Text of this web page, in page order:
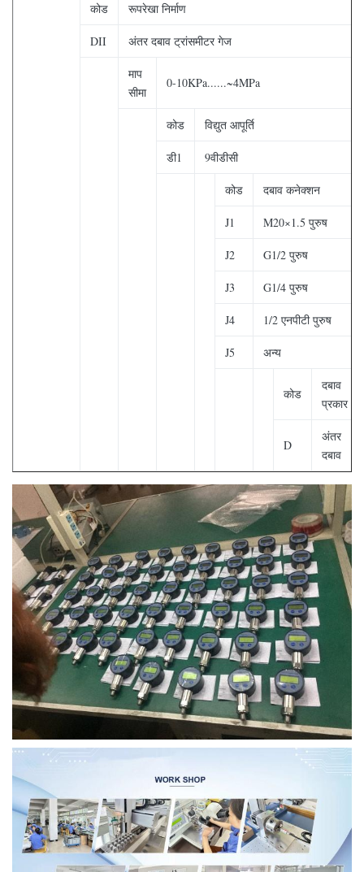
कोड रूपरेखा निर्माण
DII अंतर दबाव ट्रांसमीटर गेज
माप
सीमा
0-10KPa......~4MPa
कोड विद्युत आपूर्ति
डी1 9वीडीसी
कोड दबाव कनेक्शन
J1 M20×1.5 पुरुष
J2 G1/2 पुरुष
J3 G1/4 पुरुष
J4 1/2 एनपीटी पुरुष
J5 अन्य
कोड
दबाव
प्रकार
D
अंतर
दबाव